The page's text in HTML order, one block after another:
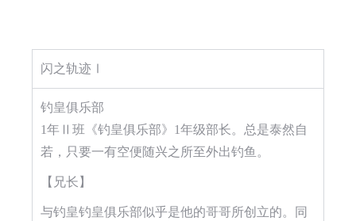
闪之轨迹Ⅰ
钓皇俱乐部
1年Ⅱ班《钓皇俱乐部》1年级部长。总是泰然自
若，只要一有空便随兴之所至外出钓鱼。
【兄长】
与钓皇钓皇俱乐部似乎是他的哥哥所创立的。同